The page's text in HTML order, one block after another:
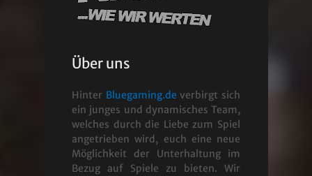
Über uns
Hinter Bluegaming.de verbirgt sich
ein junges und dynamisches Team,
welches durch die Liebe zum Spiel
angetrieben wird, euch eine neue
Möglichkeit der Unterhaltung im
Bezug auf Spiele zu bieten. Wir